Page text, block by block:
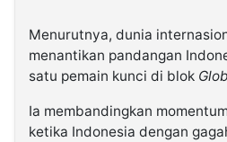
Menurutnya, dunia
menantikan pandangan
satu pemain kunci di blok
Ia membandingkan
ketika Indonesia dengan